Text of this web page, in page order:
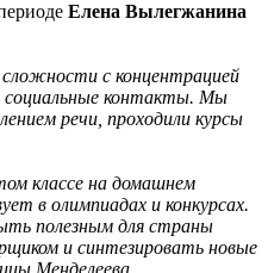
Елена Вылегжанина
с концентрацией
социальные контакты. Мы
речи, проходили курсы
классе на домашнем
в олимпиадах и конкурсах.
полезным для страны
и синтезировать новые
Менделеева.